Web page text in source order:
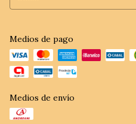
Medios de pago
Medios de envío